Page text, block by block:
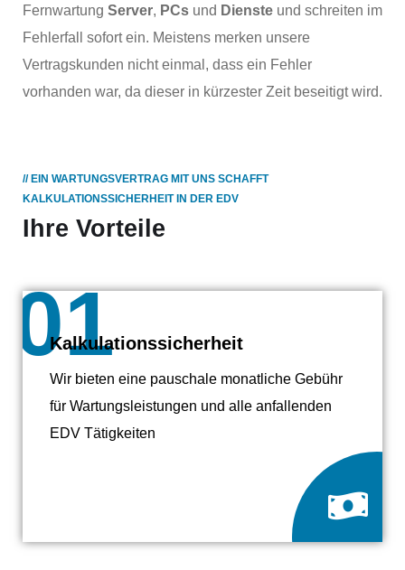
Fernwartung Server, PCs und Dienste und schreiten im
Fehlerfall sofort ein. Meistens merken unsere
Vertragskunden nicht einmal, dass ein Fehler
vorhanden war, da dieser in kürzester Zeit beseitigt wird.
// EIN WARTUNGSVERTRAG MIT UNS SCHAFFT
KALKULATIONSSICHERHEIT IN DER EDV
Ihre Vorteile
01
Kalkulationssicherheit
Wir bieten eine pauschale monatliche Gebühr
für Wartungsleistungen und alle anfallenden
EDV Tätigkeiten